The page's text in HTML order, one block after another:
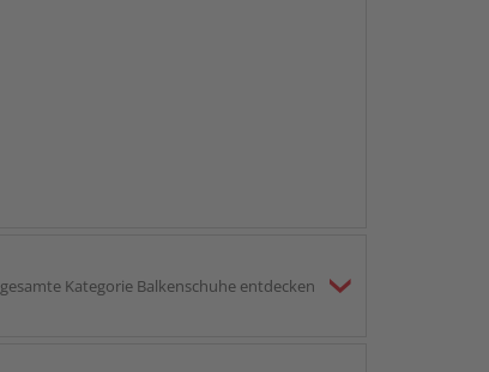
gesamte Kategorie Balkenschuhe entdecken